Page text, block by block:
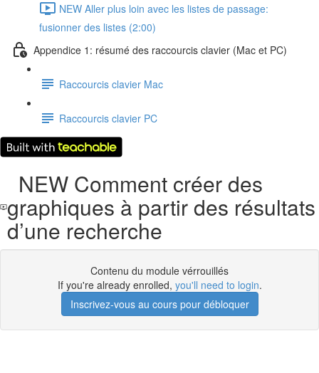
NEW Aller plus loin avec les listes de passage:
fusionner des listes (2:00)
Appendice 1: résumé des raccourcis clavier (Mac et PC)
Raccourcis clavier Mac
Raccourcis clavier PC
NEW Comment créer des
graphiques à partir des résultats
d’une recherche
Contenu du module vérrouillés
If you're already enrolled, you'll need to login.
Inscrivez-vous au cours pour débloquer